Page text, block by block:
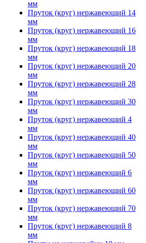
мм
Пруток (круг) нержавеющий 14
мм
Пруток (круг) нержавеющий 16
мм
Пруток (круг) нержавеющий 18
мм
Пруток (круг) нержавеющий 20
мм
Пруток (круг) нержавеющий 28
мм
Пруток (круг) нержавеющий 30
мм
Пруток (круг) нержавеющий 4
мм
Пруток (круг) нержавеющий 40
мм
Пруток (круг) нержавеющий 50
мм
Пруток (круг) нержавеющий 6
мм
Пруток (круг) нержавеющий 60
мм
Пруток (круг) нержавеющий 70
мм
Пруток (круг) нержавеющий 8
мм